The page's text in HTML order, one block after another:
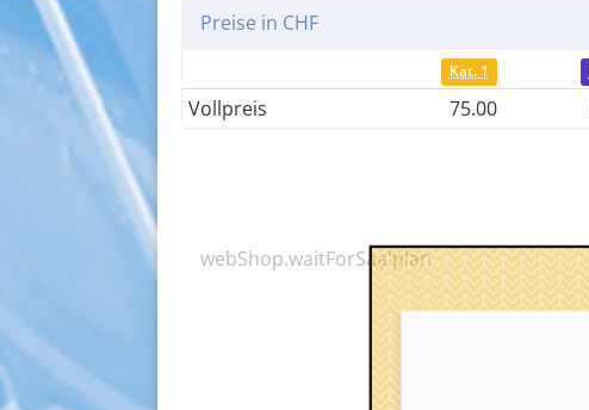
Preise in CHF
Kat. 1
Vollpreis 75.00
webShop.waitForSaalplan